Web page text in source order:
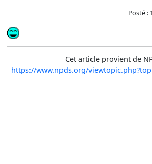
Posté :
Cet article provient de
https://www.npds.org/